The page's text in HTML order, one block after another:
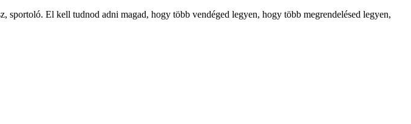
sportoló. El kell tudnod adni magad, hogy több vendéged legyen, hogy több megrendelésed legyen,